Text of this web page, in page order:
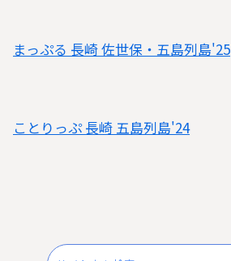
まっぷる 長崎 佐世保・五島列島'25
ことりっぷ 長崎 五島列島'24